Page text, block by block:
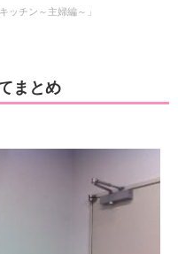
ッチン～主婦編～」
まとめ